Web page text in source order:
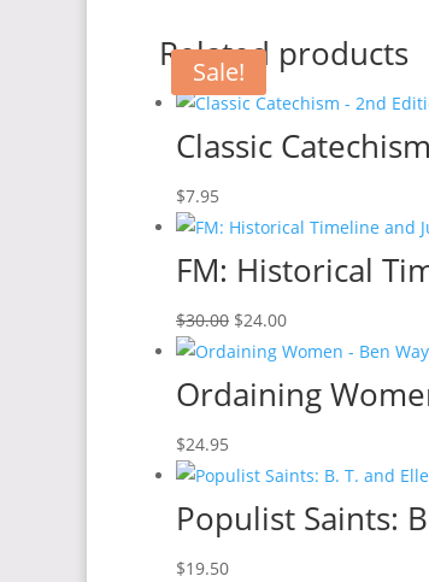
Related products
Classic
$7.95
Sale!
FM: Historical
$30.00 Original
price
was:
$30.00.
$24.00Current
price
$24.00.
Ordaining
$24.95
Populist Saints:
$19.50